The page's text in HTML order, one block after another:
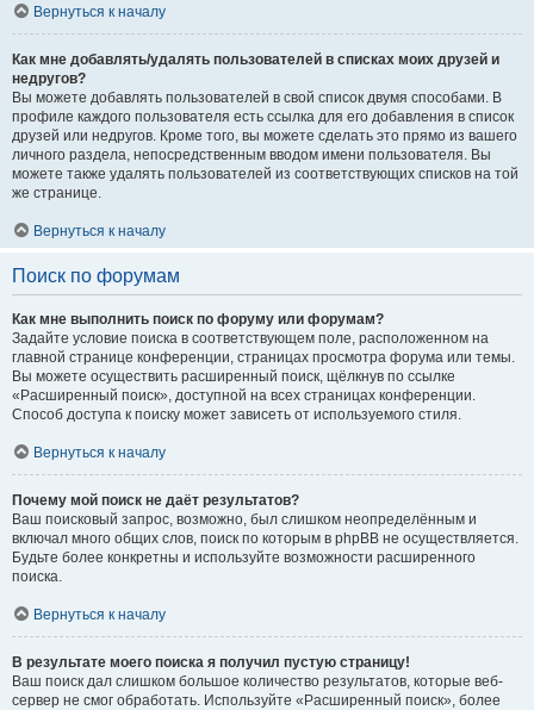
Вернуться к началу
Как мне добавлять/удалять пользователей в списках моих друзей и
недругов?
Вы можете добавлять пользователей в свой список двумя способами. В
профиле каждого пользователя есть ссылка для его добавления в список
друзей или недругов. Кроме того, вы можете сделать это прямо из вашего
личного раздела, непосредственным вводом имени пользователя. Вы
можете также удалять пользователей из соответствующих списков на той
же странице.
Вернуться к началу
Поиск по форумам
Как мне выполнить поиск по форуму или форумам?
Задайте условие поиска в соответствующем поле, расположенном на
главной странице конференции, страницах просмотра форума или темы.
Вы можете осуществить расширенный поиск, щёлкнув по ссылке
«Расширенный поиск», доступной на всех страницах конференции.
Способ доступа к поиску может зависеть от используемого стиля.
Вернуться к началу
Почему мой поиск не даёт результатов?
Ваш поисковый запрос, возможно, был слишком неопределённым и
включал много общих слов, поиск по которым в phpBB не осуществляется.
Будьте более конкретны и используйте возможности расширенного
поиска.
Вернуться к началу
В результате моего поиска я получил пустую страницу!
Ваш поиск дал слишком большое количество результатов, которые веб-
сервер не смог обработать. Используйте «Расширенный поиск», более